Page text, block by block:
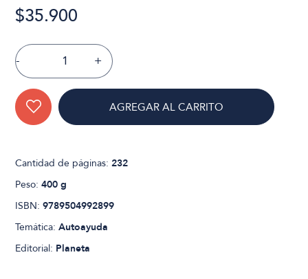
$35.900
- +
AGREGAR AL CARRITO
Cantidad de páginas:232
Peso:400 g
ISBN:9789504992899
Temática:Autoayuda
Editorial: Planeta